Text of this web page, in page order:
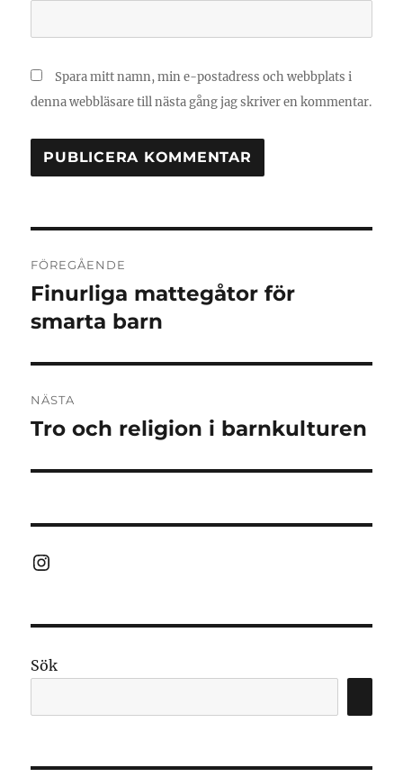
Spara mitt namn, min e-postadress och webbplats i
denna webbläsare till nästa gång jag skriver en kommentar.
FÖREGÅENDE
Föregående
inlägg:
Finurliga mattegåtor för
smarta barn
NÄSTA
Nästa
Tro och religion i barnkulturen
Instagram
Sök